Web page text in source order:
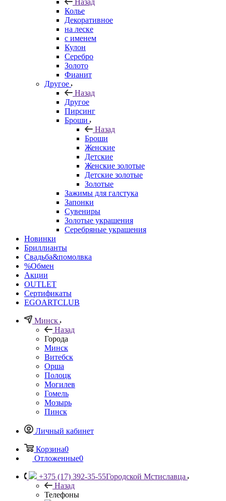
Назад
Колье
Декоративное
на леске
с именем
Кулон
Серебро
Золото
Фианит
Другое
Назад
Другое
Пирсинг
Броши
Назад
Броши
Женские
Детские
Женские золотые
Детские золотые
Золотые
Зажимы для галстука
Запонки
Сувениры
Золотые украшения
Серебряные украшения
Новинки
Бриллианты
Свадьба&помолвка
%Обмен
Акции
OUTLET
Сертификаты
EGOARTCLUB
Минск
Назад
Города
Минск
Витебск
Орша
Полоцк
Могилев
Гомель
Мозырь
Пинск
Личный кабинет
Корзина0
Отложенные0
+375 (17) 392-35-55Городской Мстиславца
Назад
Телефоны